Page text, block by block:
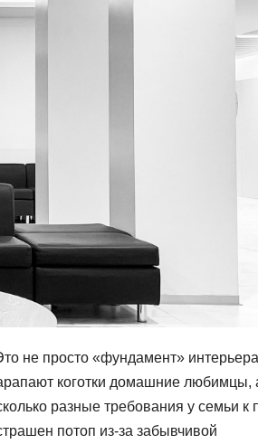
не просто «фундамент»
коготки домашние любимцы,
разные требования у семьи к
потоп из-за забывчивой